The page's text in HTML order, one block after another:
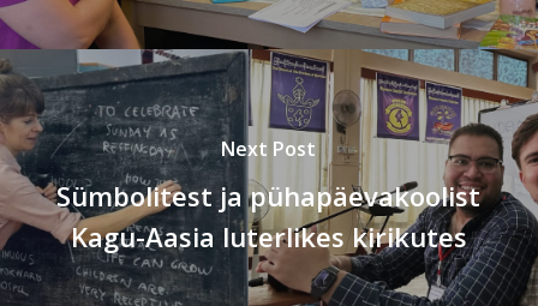
Next Post
Sümbolitest ja pühapäevakoolist
Kagu-Aasia luterlikes kirikutes